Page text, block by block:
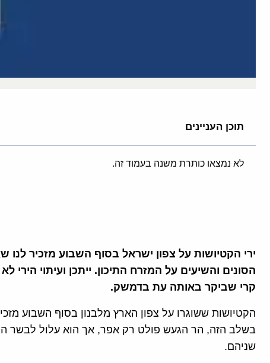
תוכן העניינים
לא נמצאו כותרת משנה בעמוד זה.
ירי הקטיושות על צפון ישראל בסוף השבוע מזכיר
הסונים והשיעים על המזרח התיכון. ייתכן ועיתוי הירי
קרי שביקר באותה עת בדמשק.
הקטיושות ששוגרו על צפון הארץ מלבנון בסוף השבוע
בשלב הזה, הר הגעש פולט רק אפר, אך הוא עלול לבשר
שניהם.